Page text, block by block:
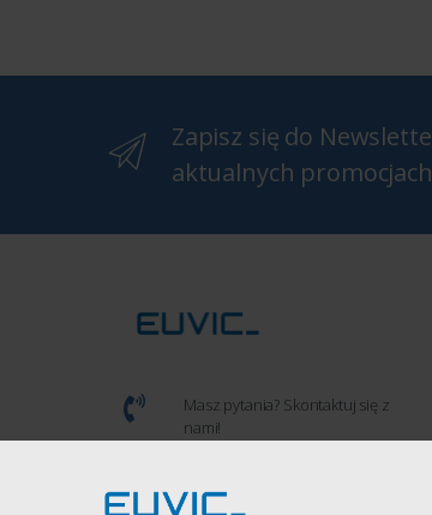
Zapisz się do
aktualnych
Masz pytania? Skontaktuj się z
nami!